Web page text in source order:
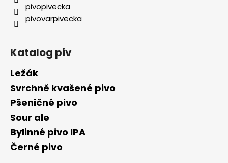
pivopivecka
pivovarpivecka
Katalog piv
Ležák
Svrchně kvašené pivo
Pšeničné pivo
Sour ale
Bylinné pivo IPA
Černé pivo